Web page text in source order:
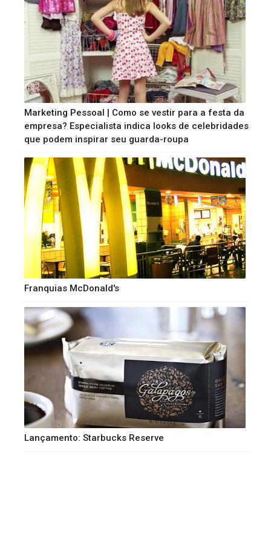
Marketing Pessoal | Como se vestir para a festa da
empresa? Especialista indica looks de celebridades
que podem inspirar seu guarda-roupa
Franquias McDonald's
Lançamento: Starbucks Reserve